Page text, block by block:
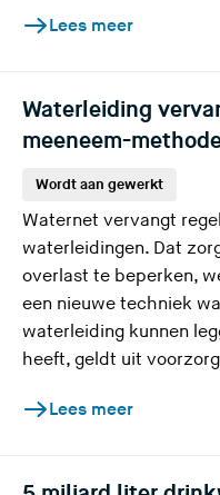
Lees meer
Waterleiding
meeneem-
Wordt aan gewerkt
Waternet vervangt
waterleidingen. Dat
overlast te beperken,
een nieuwe techniek
waterleiding kunnen
heeft, geldt uit
Lees meer